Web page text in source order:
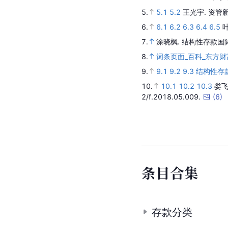
5.
5.1 5.2 王光宇. 资管
6.
6.1 6.2 6.3 6.4 6.5
7.
涂晓枫. 结构性存款国
8.
词条页面_百科_东方
9.
9.1 9.2 9.3 结构性存
10.
10.1 10.2 10.3 娄
2/f.2018.05.009.
(6)
条目合集
存款分类